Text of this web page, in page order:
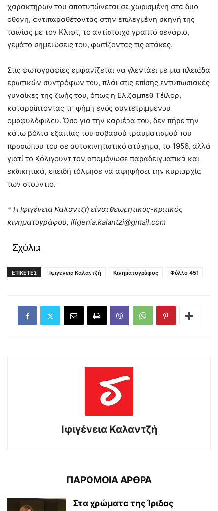
χαρακτήρων του αποτυπώνεται σε χωρισμένη στα δυο
οθόνη, αντιπαραθέτοντας στην επιλεγμένη σκηνή της
ταινίας με τον Κλιφτ, το αντίστοιχο γραπτό σενάριο,
γεμάτο σημειώσεις του, φωτίζοντας τις ατάκες.
Στις φωτογραφίες εμφανίζεται να γλεντάει με μια πλειάδα
ερωτικών συντρόφων του, πλάι στις επίσης εντυπωσιακές
γυναίκες της ζωής του, όπως η Ελίζαμπεθ Τέιλορ,
καταρρίπτοντας τη φήμη ενός συντετριμμένου
ομοφυλόφιλου. Όσο για την καριέρα του, δεν πήρε την
κάτω βόλτα εξαιτίας του σοβαρού τραυματισμού του
προσώπου του σε αυτοκινητιστικό ατύχημα, το 1956, αλλά
γιατί το Χόλιγουντ τον απομόνωσε παραδειγματικά και
εκδικητικά, επειδή τόλμησε να αψηφήσει την κυριαρχία
των στούντιο.
* Η Ιφιγένεια Καλαντζή είναι θεωρητικός-κριτικός
κινηματογράφου, ifigenia.kalantzi@gmail.com
Σχόλια
ΕΤΙΚΕΤΕΣ Ιφιγένεια Καλαντζή Κινηματογράφος Φύλλο 451
Ιφιγένεια Καλαντζή
ΠΑΡΟΜΟΙΑ ΑΡΘΡΑ
Στα χρώματα της Ίριδας